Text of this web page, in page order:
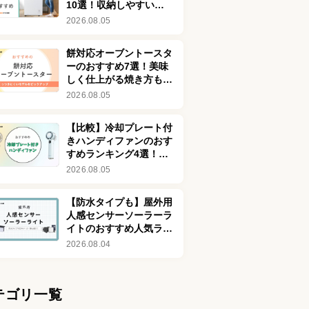
10選！収納しやすいモ
デルも
2026.08.05
餅対応オーブントースタ
ーのおすすめ7選！美味
しく仕上がる焼き方も紹
介
2026.08.05
【比較】冷却プレート付
きハンディファンのおす
すめランキング4選！冷
感最強クラスの体
2026.08.05
【防水タイプも】屋外用
人感センサーソーラーラ
イトのおすすめ人気ラン
キング8選！おしゃれな
2026.08.04
ゴリ一覧